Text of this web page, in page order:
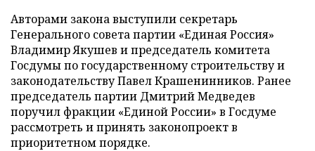
Авторами закона выступили секретарь
Генерального совета партии «Единая Россия»
Владимир Якушев и председатель комитета
Госдумы по государственному строительству и
законодательству Павел Крашенинников. Ранее
председатель партии Дмитрий Медведев
поручил фракции «Единой России» в Госдуме
рассмотреть и принять законопроект в
приоритетном порядке.